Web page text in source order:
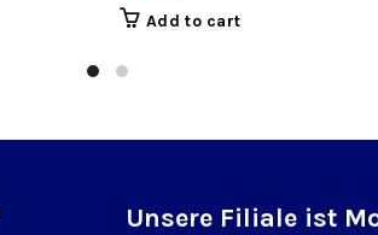
Add to cart
Unsere Filiale ist